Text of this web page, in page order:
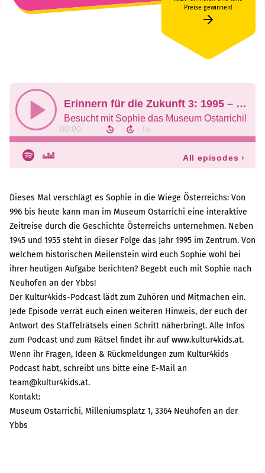
Preise gewinnen!
Dieses Mal verschlägt es Sophie in die Wiege Österreichs: Von
996 bis heute kann man im Museum Ostarrichi eine interaktive
Zeitreise durch die Geschichte Österreichs unternehmen. Neben
1945 und 1955 steht in dieser Folge das Jahr 1995 im Zentrum. Von
welchem historischen Meilenstein wird euch Sophie wohl bei
ihrer heutigen Aufgabe berichten? Begebt euch mit Sophie nach
Neuhofen an der Ybbs!
Der Kultur4kids-Podcast lädt zum Zuhören und Mitmachen ein.
Jede Episode verrät euch einen weiteren Hinweis, der euch der
Antwort des Staffelrätsels einen Schritt näherbringt. Alle Infos
zum Podcast und zum Rätsel findet ihr aufwww.kultur4kids.at.
Wenn ihr Fragen, Ideen & Rückmeldungen zum Kultur4kids
Podcast habt, schreibt uns bitte eine E-Mail an
team@kultur4kids.at.
Kontakt:
Museum Ostarrichi, Milleniumsplatz 1, 3364 Neuhofen an der
Ybbs